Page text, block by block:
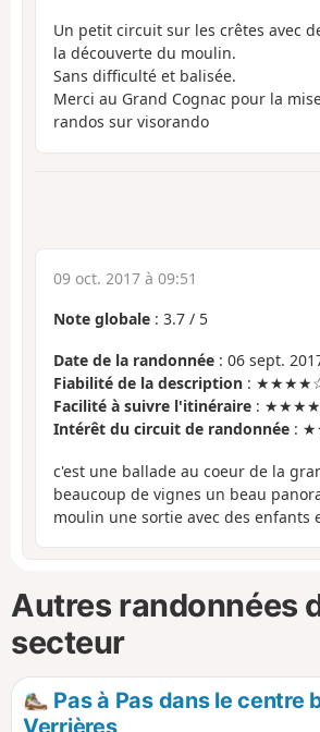
Un petit circuit sur les crêtes avec
la découverte du moulin.
Sans difficulté et balisée.
Merci au Grand Cognac pour la
randos sur visorando
09 oct. 2017 à 09:51
Note globale : 3.7 / 5
Date de la randonnée : 06 sept.
Fiabilité de la description :
Facilité à suivre l'itinéraire :
Intérêt du circuit de randonnée :
c'est une ballade au coeur de la
beaucoup de vignes un beau
moulin une sortie avec des enfants
Autres randonnées
secteur
Pas à Pas dans le centre
Verrières